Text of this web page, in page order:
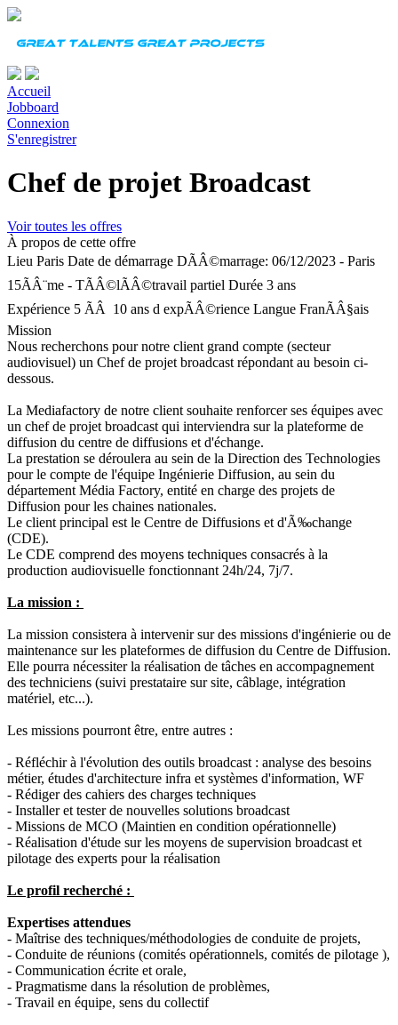
Accueil
Jobboard
Connexion
S'enregistrer
Chef de projet Broadcast
Voir toutes les offres
À propos de cette offre
Lieu Paris Date de démarrage DÃÂ©marrage: 06/12/2023 - Paris
15ÃÂ¨me - TÃÂ©lÃÂ©travail partiel Durée 3 ans
Expérience 5 ÃÂ 10 ans d expÃÂ©rience Langue FranÃÂ§ais
Mission
Nous recherchons pour notre client grand compte (secteur
audiovisuel) un Chef de projet broadcast répondant au besoin ci-
dessous.
La Mediafactory de notre client souhaite renforcer ses équipes avec
un chef de projet broadcast qui interviendra sur la plateforme de
diffusion du centre de diffusions et d'échange.
La prestation se déroulera au sein de la Direction des Technologies
pour le compte de l'équipe Ingénierie Diffusion, au sein du
département Média Factory, entité en charge des projets de
Diffusion pour les chaines nationales.
Le client principal est le Centre de Diffusions et d'Ã‰change
(CDE).
Le CDE comprend des moyens techniques consacrés à la
production audiovisuelle fonctionnant 24h/24, 7j/7.
La mission :
La mission consistera à intervenir sur des missions d'ingénierie ou de
maintenance sur les plateformes de diffusion du Centre de Diffusion.
Elle pourra nécessiter la réalisation de tâches en accompagnement
des techniciens (suivi prestataire sur site, câblage, intégration
matériel, etc...).
Les missions pourront être, entre autres :
- Réfléchir à l'évolution des outils broadcast : analyse des besoins
métier, études d'architecture infra et systèmes d'information, WF
- Rédiger des cahiers des charges techniques
- Installer et tester de nouvelles solutions broadcast
- Missions de MCO (Maintien en condition opérationnelle)
- Réalisation d'étude sur les moyens de supervision broadcast et
pilotage des experts pour la réalisation
Le profil recherché :
Expertises attendues
- Maîtrise des techniques/méthodologies de conduite de projets,
- Conduite de réunions (comités opérationnels, comités de pilotage ),
- Communication écrite et orale,
- Pragmatisme dans la résolution de problèmes,
- Travail en équipe, sens du collectif